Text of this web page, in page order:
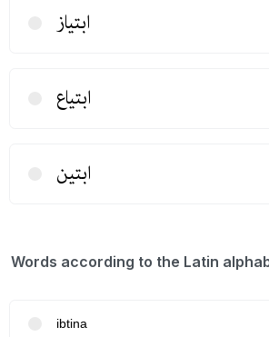
ابتیاز
ابتیاع
ابتین
Words according to the Latin
ibtina